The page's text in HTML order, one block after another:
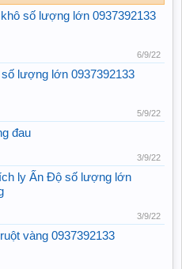
số lượng lớn 0937392133
6/9/22
lượng lớn 0937392133
5/9/22
đau
3/9/22
ly Ấn Độ số lượng lớn
3/9/22
vàng 0937392133